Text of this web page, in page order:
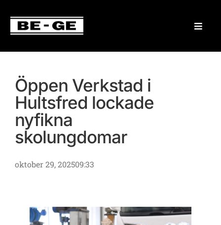
Öppen Verkstad i
Hultsfred lockade
nyfikna
skolungdomar
oktober 29, 202509:33